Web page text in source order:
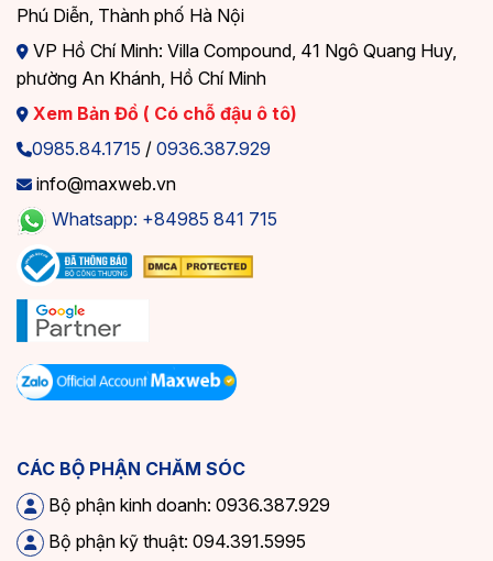
Phú Diễn, Thành phố Hà Nội
VP Hồ Chí Minh: Villa Compound, 41 Ngô Quang Huy,
phường An Khánh, Hồ Chí Minh
Xem Bản Đồ ( Có chỗ đậu ô tô)
0985.84.1715 / 0936.387.929
info@maxweb.vn
Whatsapp: +84985 841 715
CÁC BỘ PHẬN CHĂM SÓC
Bộ phận kinh doanh: 0936.387.929
Bộ phận kỹ thuật: 094.391.5995